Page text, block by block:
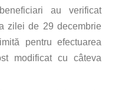
au verificat
zilei de 29 decembrie
pentru efectuarea
modificat cu câteva